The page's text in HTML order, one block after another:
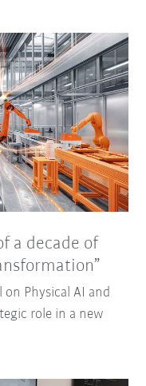
a decade of
on Physical AI and
role in a new